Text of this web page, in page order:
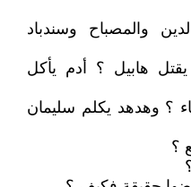
والمصباح وسندباد
هابيل ؟ أدم يأكل
؟ وهدهد يكلم سليمان
؟